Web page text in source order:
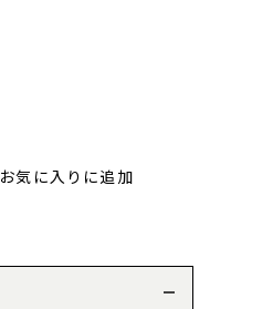
お気に入りに追加